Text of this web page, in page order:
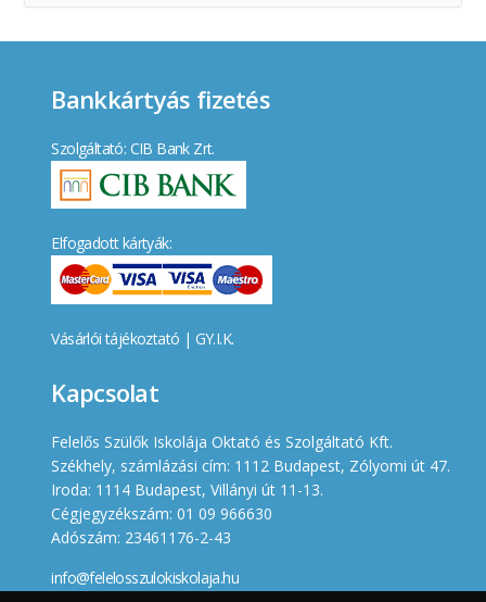
Bankkártyás fizetés
Szolgáltató: CIB Bank Zrt.
Elfogadott kártyák:
Vásárlói tájékoztató | GY.I.K.
Kapcsolat
Felelős Szülők Iskolája Oktató és Szolgáltató Kft.
Székhely, számlázási cím: 1112 Budapest, Zólyomi út 47.
Iroda: 1114 Budapest, Villányi út 11-13.
Cégjegyzékszám: 01 09 966630
Adószám: 23461176-2-43
info@felelosszulokiskolaja.hu